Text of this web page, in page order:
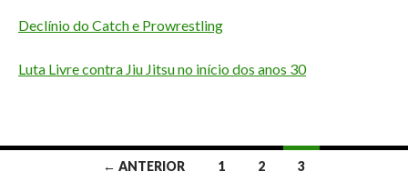
Declínio do Catch e Prowrestling
Luta Livre contra Jiu Jitsu no início dos anos 30
Navegação← ANTERIOR 1 2 3